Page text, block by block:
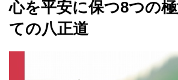
心を平安に保つ8つの
ての八正道